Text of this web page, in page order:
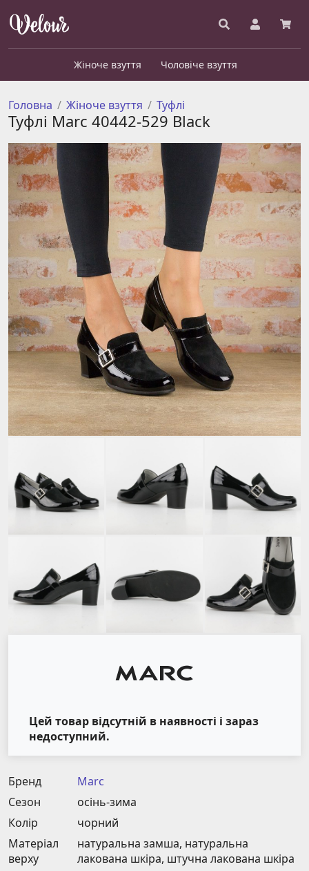
Жіноче взуття Чоловіче взуття
Головна Жіноче взуття Туфлі
Туфлі Marc 40442-529 Black
Цей товар відсутній в наявності і зараз
недоступний.
Бренд
Marc
Сезон
осінь-зима
Колір
чорний
Матеріал
верху
натуральна замша, натуральна
лакована шкіра, штучна лакована шкіра